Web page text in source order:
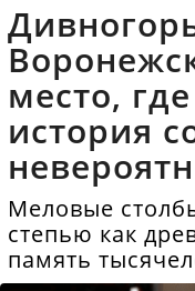
место,
история
Меловые
степью как
память